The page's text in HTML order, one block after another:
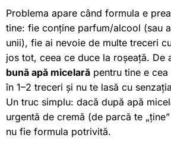
Problema apare când formula e
tine: fie conține parfum/alcool (sau
unii), fie ai nevoie de multe treceri
jos tot, ceea ce duce la roșeață. De
bună apă micelară pentru tine e
în 1–2 treceri și nu te lasă cu
Un truc simplu: dacă după apă
urgentă de cremă (de parcă te
nu fie formula potrivită.